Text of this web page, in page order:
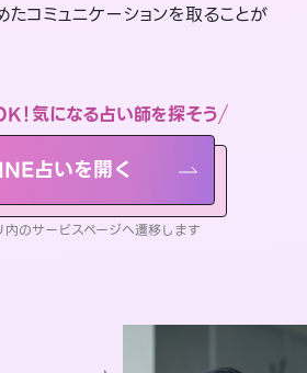
たコミュニケーションを取ることが
！気になる占い師を探そう
占いを開く
のサービスページへ遷移します